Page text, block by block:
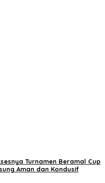
Turnamen Beramal Cup
Aman dan Kondusif